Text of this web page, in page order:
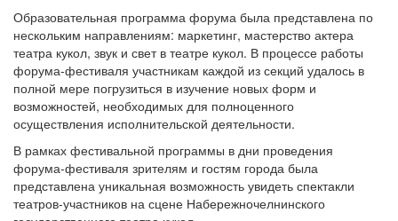
Образовательная программа форума была представлена по
нескольким направлениям: маркетинг, мастерство актера
театра кукол, звук и свет в театре кукол. В процессе работы
форума-фестиваля участникам каждой из секций удалось в
полной мере погрузиться в изучение новых форм и
возможностей, необходимых для полноценного
осуществления исполнительской деятельности.
В рамках фестивальной программы в дни проведения
форума-фестиваля зрителям и гостям города была
представлена уникальная возможность увидеть спектакли
театров-участников на сцене Набережночелнинского